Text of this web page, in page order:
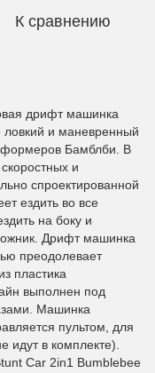
К сравнению
дрифт машинка
и маневренный
Бамблби. В
и
спроектированной
ездить во все
на боку и
Дрифт машинка
преодолевает
пластика
выполнен под
Машинка
пультом, для
идут в комплекте).
Car 2in1 Bumblebee